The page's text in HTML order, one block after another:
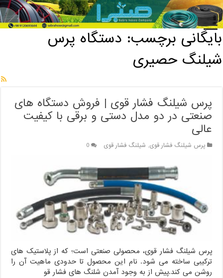
خانه / بایگانی برچسب: دستگاه پرس شیلنگ حصیری
بایگانی برچسب: دستگاه پرس
شیلنگ حصیری
پرس شیلنگ فشار قوی | فروش دستگاه های
صنعتی در دو مدل دستی و برقی با کیفیت
عالی
پرس شیلنگ فشار قوی, شیلنگ فشار قوی 0
پرس شیلنگ فشار قوی، محصولی صنعتی است؛ که از پلاستیک های
ترکیبی ساخته می شود. نام این محصول تا حدودی ماهیت آن را
روشن می کند.پیش از به وجود آمدن شلنگ های فشار قو